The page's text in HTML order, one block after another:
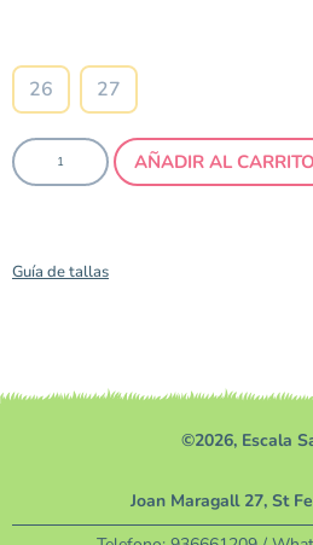
26 27
AÑADIR AL CARRITO
Guía de tallas
©2026, Escala
Joan Maragall 27, St